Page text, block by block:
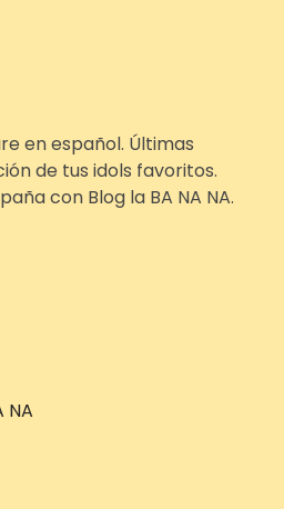
en español. Últimas
de tus idols favoritos.
con Blog la BA NA NA.
NA